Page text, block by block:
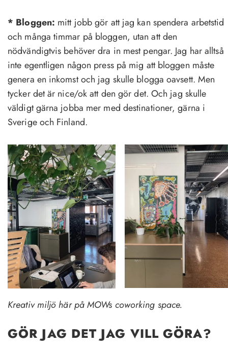
* Bloggen: mitt jobb gör att jag kan spendera arbetstid
och många timmar på bloggen, utan att den
nödvändigtvis behöver dra in mest pengar. Jag har alltså
inte egentligen någon press på mig att bloggen måste
genera en inkomst och jag skulle blogga oavsett. Men
tycker det är nice/ok att den gör det. Och jag skulle
väldigt gärna jobba mer med destinationer, gärna i
Sverige och Finland.
Kreativ miljö här på MOWs coworking space.
GÖR JAG DET JAG VILL GÖRA?